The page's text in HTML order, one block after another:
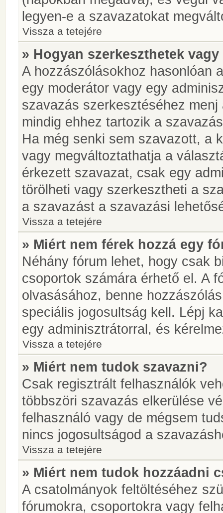
legyen-e a szavazatokat
Vissza a tetejére
» Hogyan szerkeszthetek
A hozzászólásokhoz hasonlóan
egy moderátor vagy egy
szavazás szerkesztéséhez
mindig ehhez tartozik a
Ha még senki sem szavazott, a
vagy megváltoztathatja a
érkezett szavazat, csak egy
törölheti vagy szerkesztheti a
a szavazást a szavazási
Vissza a tetejére
» Miért nem férek hozzá egy
Néhány fórum lehet, hogy csak
csoportok számára érhető el. A
olvasásához, benne
speciális jogosultság kell. Lépj
egy adminisztrátorral, és
Vissza a tetejére
» Miért nem tudok szavazni?
Csak regisztrált felhasználók
többszöri szavazás elkerülése
felhasználó vagy de mégsem
nincs jogosultságod a
Vissza a tetejére
» Miért nem tudok hozzáadni
A csatolmányok feltöltéséhez
fórumokra, csoportokra vagy